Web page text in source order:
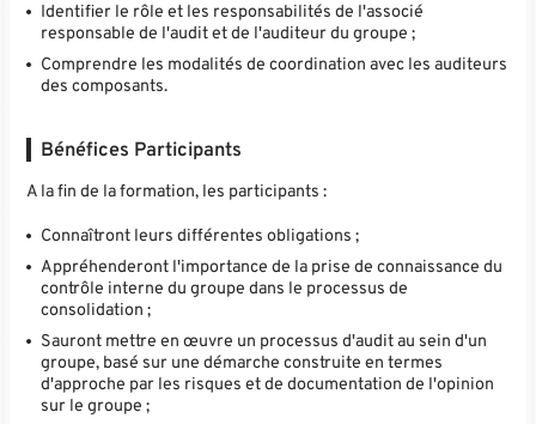
Identifier le rôle et les responsabilités de l'associé
responsable de l'audit et de l'auditeur du groupe ;
Comprendre les modalités de coordination avec les auditeurs
des composants.
Bénéfices Participants
A la fin de la formation, les participants :
Connaîtront leurs différentes obligations ;
Appréhenderont l'importance de la prise de connaissance du
contrôle interne du groupe dans le processus de
consolidation ;
Sauront mettre en œuvre un processus d'audit au sein d'un
groupe, basé sur une démarche construite en termes
d'approche par les risques et de documentation de l'opinion
sur le groupe ;